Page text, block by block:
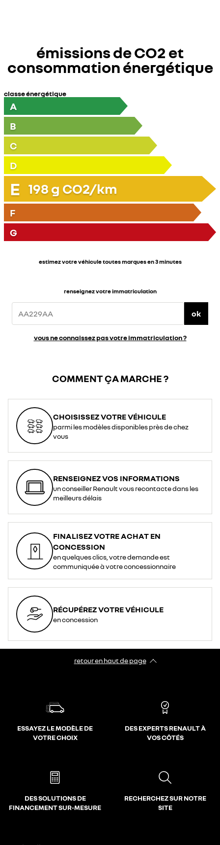
émissions de CO2 et
consommation énergétique
classe énergétique
A
B
C
D
E 198 g CO2/km
F
G
estimez votre véhicule toutes marques en 3 minutes
renseignez votre immatriculation
ok
vous ne connaissez pas votre immatriculation ?
COMMENT ÇA MARCHE ?
CHOISISSEZ VOTRE VÉHICULE
parmi les modèles disponibles près de chez
vous
RENSEIGNEZ VOS INFORMATIONS
un conseiller Renault vous recontacte dans les
meilleurs délais
FINALISEZ VOTRE ACHAT EN
CONCESSION
en quelques clics, votre demande est
communiquée à votre concessionnaire
RÉCUPÉREZ VOTRE VÉHICULE
en concession
retour en haut de page​
ESSAYEZ LE MODÈLE DE
VOTRE CHOIX
DES EXPERTS RENAULT À
VOS CÔTÉS
DES SOLUTIONS DE
FINANCEMENT SUR-MESURE
RECHERCHEZ SUR NOTRE
SITE